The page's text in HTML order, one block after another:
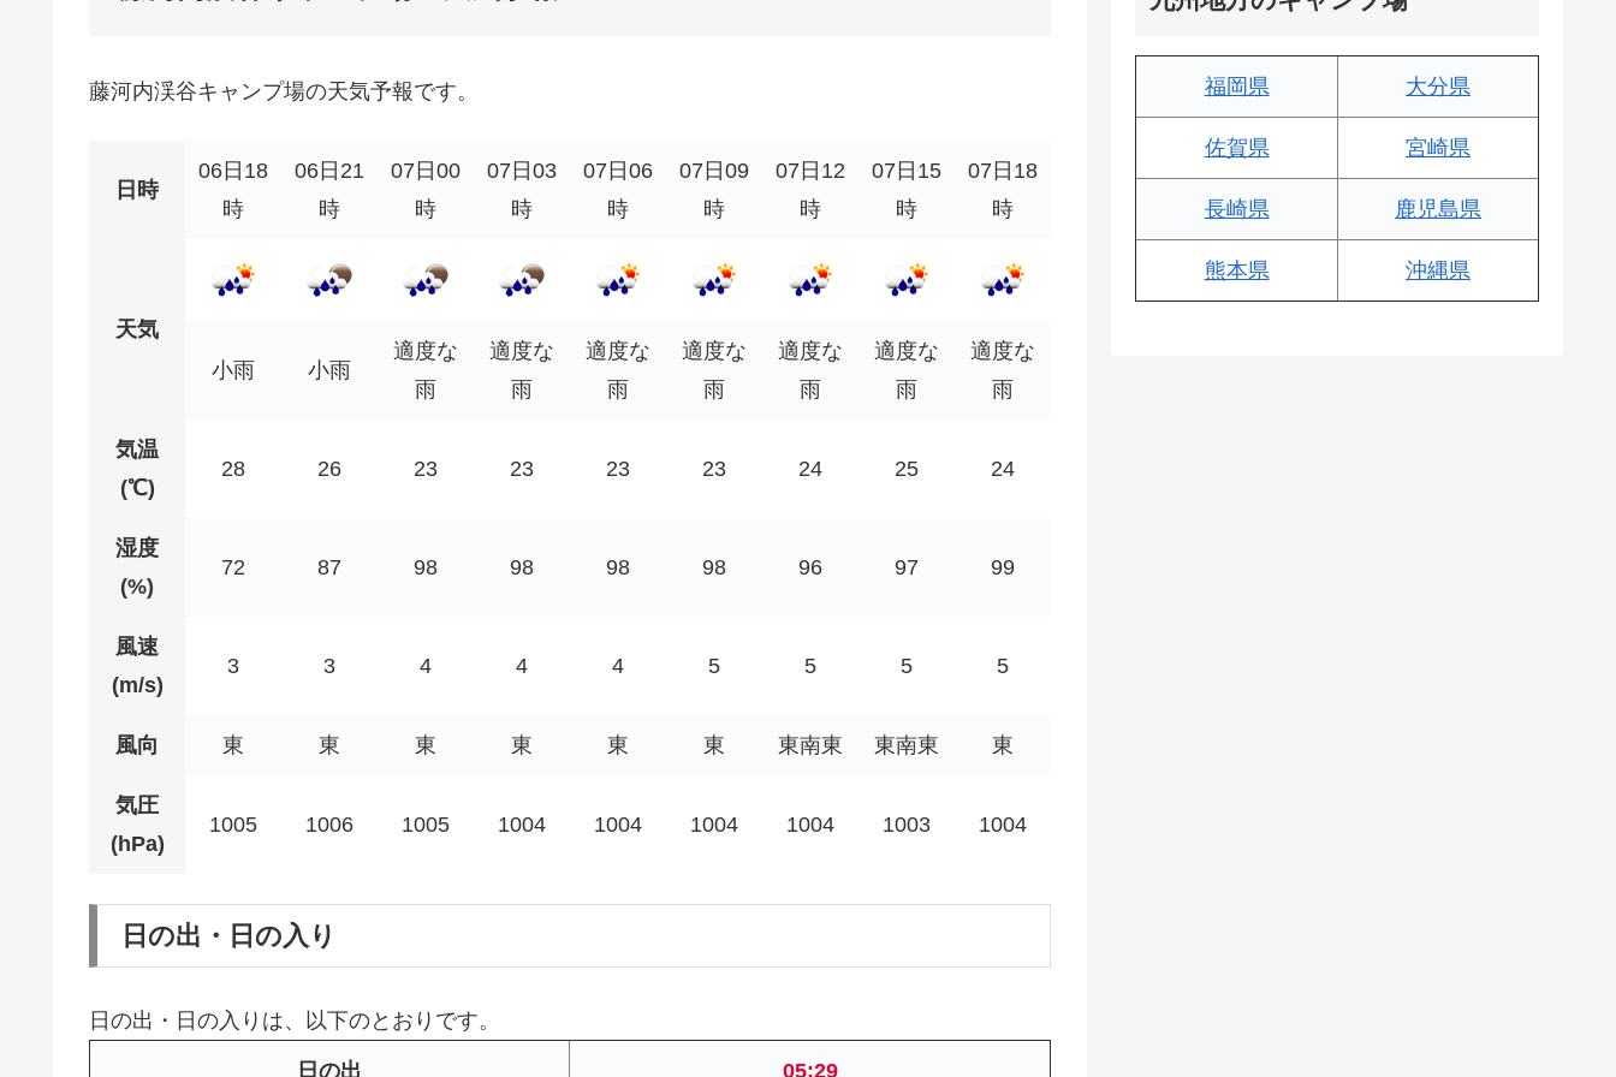
藤河内渓谷キャンプ場の天気予報です。
日時
06日18
時
06日21
時
07日00
時
07日03
時
07日06
時
07日09
時
07日12
時
07日15
時
07日18
時
天気
小雨
小雨
適度な
雨
適度な
雨
適度な
雨
適度な
雨
適度な
雨
適度な
雨
適度な
雨
気温
(℃)
28 26 23 23 23 23 24 25 24
湿度
(%)
72 87 98 98 98 98 96 97 99
風速
(m/s)
3 3 4 4 4 5 5 5 5
風向 東 東 東 東 東 東 東南東 東南東 東
気圧
(hPa)
1005 1006 1005 1004 1004 1004 1004 1003 1004
日の出・日の入り
日の出・日の入りは、以下のとおりです。
日の出 05:29
福岡県 大分県
佐賀県 宮崎県
長崎県 鹿児島県
熊本県 沖縄県